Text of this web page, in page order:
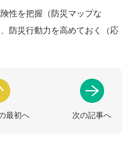
性を把握（防災マップな
防災行動力を高めておく（応
最初へ 次の記事へ